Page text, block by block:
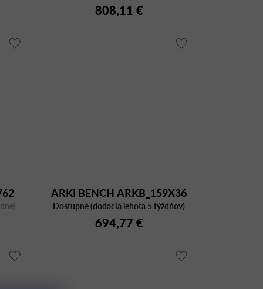
808,11 €
ARKI BENCH ARKB_159X36
Dostupné (dodacia lehota 5 týždňov)
694,77 €